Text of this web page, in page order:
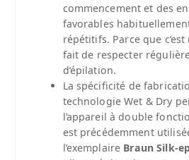
commencement et des
favorables
répétitifs. Parce que
fait de respecter
d’épilation.
La spécificité de
technologie Wet & Dry
l’appareil à double
est précédemment
l’exemplaire Braun Silk-